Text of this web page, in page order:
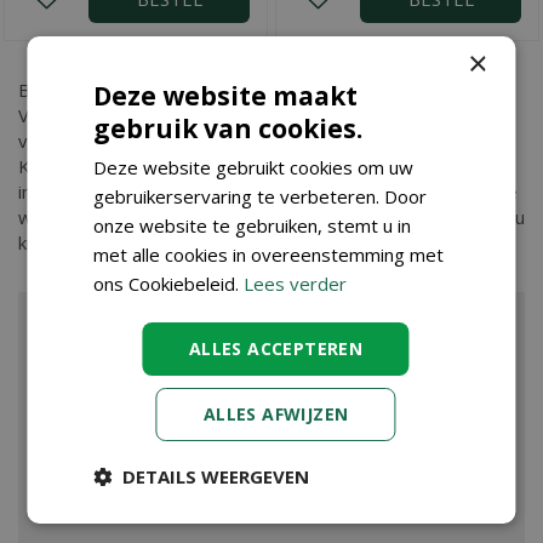
Bent u op zoek naarVelda Laser Guard
Vincent in Dendermonde, nabij Aalst, Gent en Sint Niklaas,
vindt u Velda Laser Guard en nog vele andere tuinartikelen.
Kopen doet u eenvoudig in onze webshop. Wilt u meer
informatie over Velda Laser Guard dan bent u ook van harte
welkom in ons tuincenter waar onze ervaren medewerkers u
kunnen adviseren. Graag tot ziens!
×
Deze website maakt
gebruik van cookies.
Deze website gebruikt cookies om uw
gebruikerservaring te verbeteren. Door
onze website te gebruiken, stemt u in
met alle cookies in overeenstemming met
ons Cookiebeleid. Lees verder
ALLES ACCEPTEREN
ALLES AFWIJZEN
DETAILS WEERGEVEN